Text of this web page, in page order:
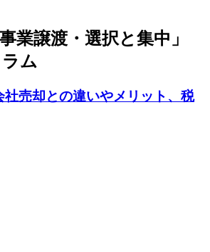
業譲渡・選択と集中」
ム
社売却との違いやメリット、税